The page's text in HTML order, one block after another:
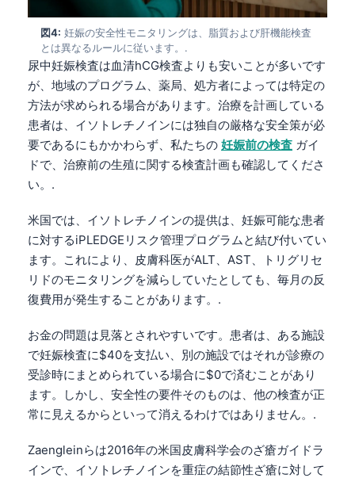
図4: 妊娠の安全性モニタリングは、脂質および肝機能検査
とは異なるルールに従います。.
尿中妊娠検査は血清hCG検査よりも安いことが多いです
が、地域のプログラム、薬局、処方者によっては特定の
方法が求められる場合があります。治療を計画している
患者は、イソトレチノインには独自の厳格な安全策が必
要であるにもかかわらず、私たちの 妊娠前の検査 ガイ
ドで、治療前の生殖に関する検査計画も確認してくださ
い。.
米国では、イソトレチノインの提供は、妊娠可能な患者
に対するiPLEDGEリスク管理プログラムと結び付いてい
ます。これにより、皮膚科医がALT、AST、トリグリセ
リドのモニタリングを減らしていたとしても、毎月の反
復費用が発生することがあります。.
お金の問題は見落とされやすいです。患者は、ある施設
で妊娠検査に$40を支払い、別の施設ではそれが診療の
受診時にまとめられている場合に$0で済むことがあり
ます。しかし、安全性の要件そのものは、他の検査が正
常に見えるからといって消えるわけではありません。.
Zaengleinらは2016年の米国皮膚科学会のざ瘡ガイドラ
インで、イソトレチノインを重症の結節性ざ瘡に対して